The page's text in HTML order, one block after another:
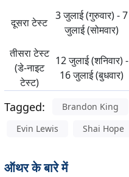
दूसरा टेस्ट
3 जुलाई (गुरुवार) - 7
जुलाई (सोमवार)
तीसरा टेस्ट
(डे-नाइट
टेस्ट)
12 जुलाई (शनिवार) -
16 जुलाई (बुधवार)
Tagged: Brandon King
Evin Lewis
Shai Hope
ऑथर के बारे में